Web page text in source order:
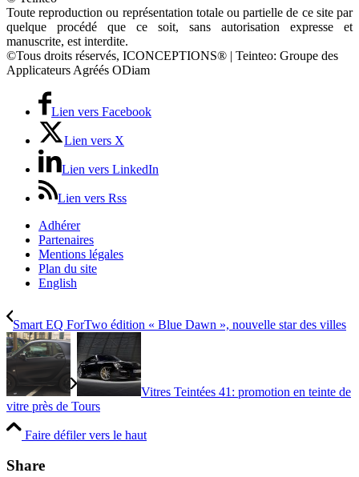
Toute reproduction ou représentation totale ou partielle de ce site par
quelque procédé que ce soit, sans autorisation expresse et
manuscrite, est interdite.
©Tous droits réservés, ICONCEPTIONS® | Teinteo: Groupe des
Applicateurs Agréés ODiam
Lien vers Facebook
Lien vers X
Lien vers LinkedIn
Lien vers Rss
Adhérer
Partenaires
Mentions légales
Plan du site
English
Smart EQ ForTwo édition « Blue Dawn », nouvelle star des villes
Vitres Teintées 41: promotion en teinte de
vitre près de Tours
Faire défiler vers le haut
Share